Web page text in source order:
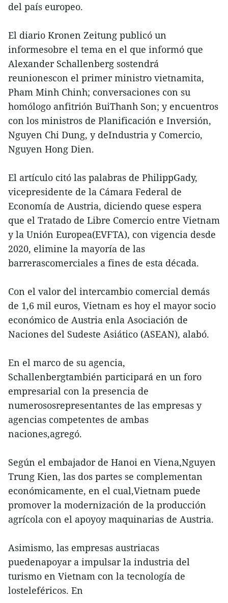
del país europeo.
El diario Kronen Zeitung publicó un
informesobre el tema en el que informó que
Alexander Schallenberg sostendrá
reunionescon el primer ministro vietnamita,
Pham Minh Chinh; conversaciones con su
homólogo anfitrión BuiThanh Son; y encuentros
con los ministros de Planificación e Inversión,
Nguyen Chi Dung, y deIndustria y Comercio,
Nguyen Hong Dien.
El artículo citó las palabras de PhilippGady,
vicepresidente de la Cámara Federal de
Economía de Austria, diciendo quese espera
que el Tratado de Libre Comercio entre Vietnam
y la Unión Europea(EVFTA), con vigencia desde
2020, elimine la mayoría de las
barrerascomerciales a fines de esta década.
Con el valor del intercambio comercial demás
de 1,6 mil euros, Vietnam es hoy el mayor socio
económico de Austria enla Asociación de
Naciones del Sudeste Asiático (ASEAN), alabó.
En el marco de su agencia,
Schallenbergtambién participará en un foro
empresarial con la presencia de
numerososrepresentantes de las empresas y
agencias competentes de ambas
naciones,agregó.
Según el embajador de Hanoi en Viena,Nguyen
Trung Kien, las dos partes se complementan
económicamente, en el cual,Vietnam puede
promover la modernización de la producción
agrícola con el apoyoy maquinarias de Austria.
Asimismo, las empresas austriacas
puedenapoyar a impulsar la industria del
turismo en Vietnam con la tecnología de
losteleféricos. En